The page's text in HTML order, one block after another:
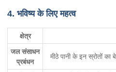
4. भविष्य के लिए महत्व
क्षेत्र
जल संसाधन
प्रबंधन
मीठे पानी के इन स्रोतों